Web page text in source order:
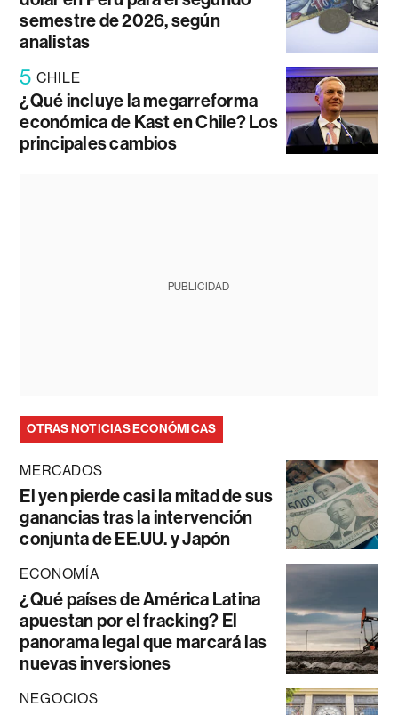
semestre de 2026, según
analistas
5 CHILE
¿Qué incluye la megarreforma
económica de Kast en Chile? Los
principales cambios
PUBLICIDAD
OTRAS NOTICIAS ECONÓMICAS
MERCADOS
El yen pierde casi la mitad de sus
ganancias tras la intervención
conjunta de EE.UU. y Japón
ECONOMÍA
¿Qué países de América Latina
apuestan por el fracking? El
panorama legal que marcará las
nuevas inversiones
NEGOCIOS